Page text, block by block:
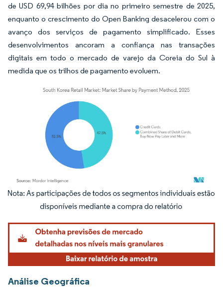
de USD 69,94 bilhões por dia no primeiro semestre de 2025,
enquanto o crescimento do Open Banking desacelerou com o
avanço dos serviços de pagamento simplificado. Esses
desenvolvimentos ancoram a confiança nas transações
digitais em todo o mercado de varejo da Coreia do Sul à
medida que os trilhos de pagamento evoluem.
Imagem © Mordor Intelligence. O reuso requer atribuição conforme CC BY 4.0.
Análise Geográfica